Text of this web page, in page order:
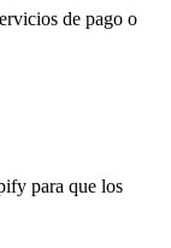
de pago o
para que los